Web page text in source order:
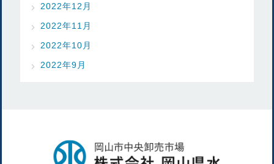
2022年12月
2022年11月
2022年10月
2022年9月